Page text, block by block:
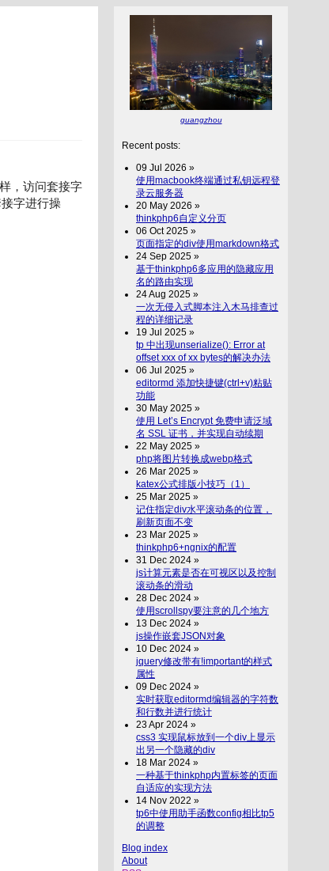
guangzhou
Recent posts:
09 Jul 2026 »
使用macbook终端通过私钥远程登
录云服务器
20 May 2026 »
thinkphp6自定义分页
06 Oct 2025 »
页面指定的div使用markdown格式
24 Sep 2025 »
基于thinkphp6多应用的隐藏应用
名的路由实现
24 Aug 2025 »
一次无侵入式脚本注入木马排查过
程的详细记录
19 Jul 2025 »
tp 中出现unserialize(): Error at
offset xxx of xx bytes的解决办法
06 Jul 2025 »
editormd 添加快捷键(ctrl+v)粘贴
功能
30 May 2025 »
使用 Let’s Encrypt 免费申请泛域
名 SSL 证书，并实现自动续期
22 May 2025 »
php将图片转换成webp格式
26 Mar 2025 »
katex公式排版小技巧（1）
25 Mar 2025 »
记住指定div水平滚动条的位置，
刷新页面不变
23 Mar 2025 »
thinkphp6+ngnix的配置
31 Dec 2024 »
js计算元素是否在可视区以及控制
滚动条的滑动
28 Dec 2024 »
使用scrollspy要注意的几个地方
13 Dec 2024 »
js操作嵌套JSON对象
10 Dec 2024 »
jquery修改带有!important的样式
属性
09 Dec 2024 »
实时获取editormd编辑器的字符数
和行数并进行统计
23 Apr 2024 »
css3 实现鼠标放到一个div上显示
出另一个隐藏的div
18 Mar 2024 »
一种基于thinkphp内置标签的页面
自适应的实现方法
14 Nov 2022 »
tp6中使用助手函数config相比tp5
的调整
Blog index
About
，访问套接字
字进行操